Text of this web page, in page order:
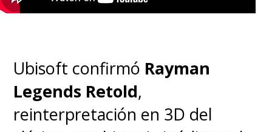
Ubisoft confirmó Rayman
Legends Retold,
reinterpretación en 3D del